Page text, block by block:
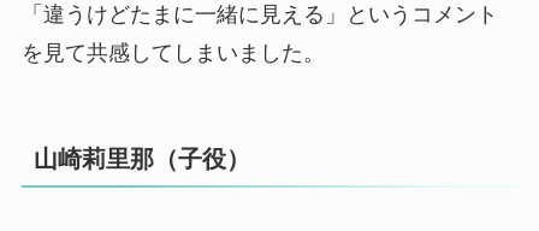
「違うけどたまに一緒に見える」というコメント
を見て共感してしまいました。
山崎莉里那（子役）